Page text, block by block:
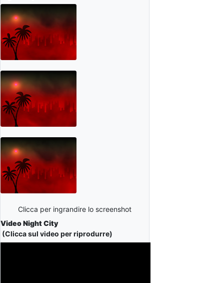
Clicca per ingrandire lo screenshot
Video Night City
(Clicca sul video per riprodurre)